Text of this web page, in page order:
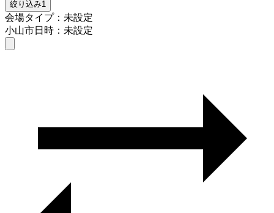
絞り込み1
会場タイプ：未設定
小山市日時：未設定